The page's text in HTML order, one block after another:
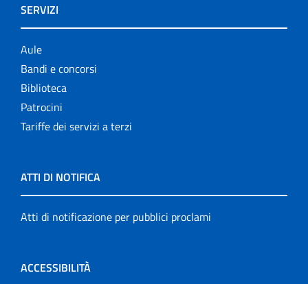
SERVIZI
Aule
Bandi e concorsi
Biblioteca
Patrocini
Tariffe dei servizi a terzi
ATTI DI NOTIFICA
Atti di notificazione per pubblici proclami
ACCESSIBILITÀ